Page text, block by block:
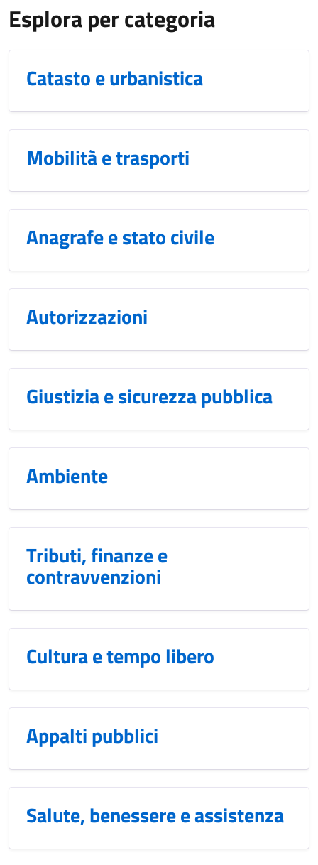
Esplora per categoria
Catasto e urbanistica
Mobilità e trasporti
Anagrafe e stato civile
Autorizzazioni
Giustizia e sicurezza pubblica
Ambiente
Tributi, finanze e
contravvenzioni
Cultura e tempo libero
Appalti pubblici
Salute, benessere e assistenza